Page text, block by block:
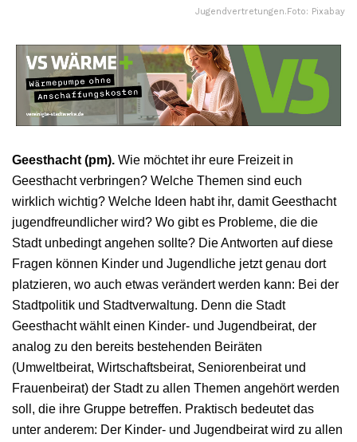
Jugendvertretungen.Foto: Pixabay
Geesthacht (pm). Wie möchtet ihr eure Freizeit in
Geesthacht verbringen? Welche Themen sind euch
wirklich wichtig? Welche Ideen habt ihr, damit Geesthacht
jugendfreundlicher wird? Wo gibt es Probleme, die die
Stadt unbedingt angehen sollte? Die Antworten auf diese
Fragen können Kinder und Jugendliche jetzt genau dort
platzieren, wo auch etwas verändert werden kann: Bei der
Stadtpolitik und Stadtverwaltung. Denn die Stadt
Geesthacht wählt einen Kinder- und Jugendbeirat, der
analog zu den bereits bestehenden Beiräten
(Umweltbeirat, Wirtschaftsbeirat, Seniorenbeirat und
Frauenbeirat) der Stadt zu allen Themen angehört werden
soll, die ihre Gruppe betreffen. Praktisch bedeutet das
unter anderem: Der Kinder- und Jugendbeirat wird zu allen